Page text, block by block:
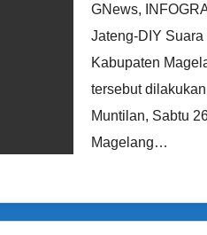
GNews,
Jateng-DIY
Kabupaten
tersebut
Muntilan, Sabtu
Magelang…